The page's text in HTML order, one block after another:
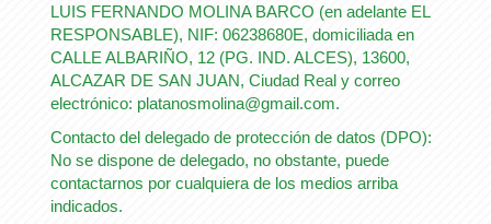
LUIS FERNANDO MOLINA BARCO (en adelante EL
RESPONSABLE), NIF: 06238680E, domiciliada en
CALLE ALBARIÑO, 12 (PG. IND. ALCES), 13600,
ALCAZAR DE SAN JUAN, Ciudad Real y correo
electrónico: platanosmolina@gmail.com.
Contacto del delegado de protección de datos (DPO):
No se dispone de delegado, no obstante, puede
contactarnos por cualquiera de los medios arriba
indicados.